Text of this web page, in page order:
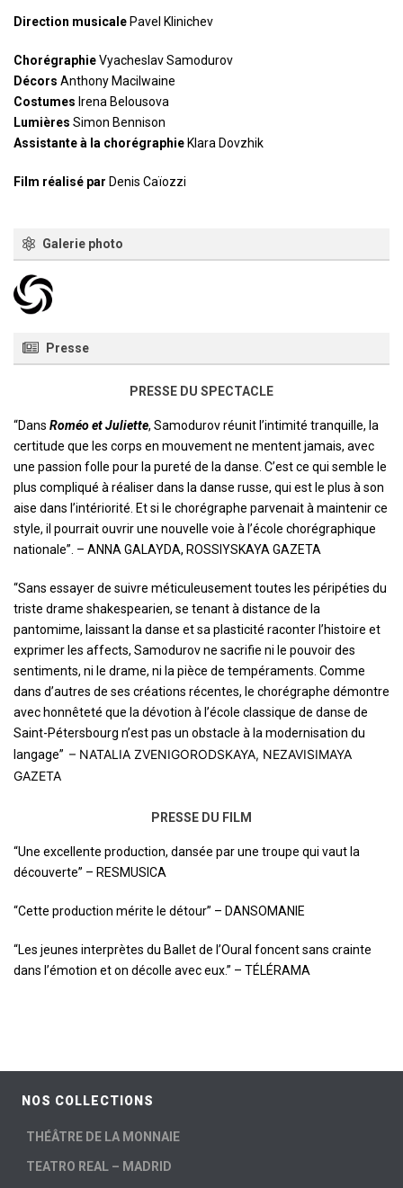
Direction musicale Pavel Klinichev
ChorégraphieVyacheslav Samodurov
Décors Anthony Macilwaine
Costumes Irena Belousova
Lumières Simon Bennison
Assistante à la chorégraphie Klara Dovzhik
Film réalisé par Denis Caïozzi
Galerie photo
Presse
PRESSE DU SPECTACLE
“Dans Roméo et Juliette, Samodurov réunit l’intimité tranquille, la
certitude que les corps en mouvement ne mentent jamais, avec
une passion folle pour la pureté de la danse. C’est ce qui semble le
plus compliqué à réaliser dans la danse russe, qui est le plus à son
aise dans l’intériorité. Et si le chorégraphe parvenait à maintenir ce
style, il pourrait ouvrir une nouvelle voie à l’école chorégraphique
nationale”. – ANNA GALAYDA, ROSSIYSKAYA GAZETA
“Sans essayer de suivre méticuleusement toutes les péripéties du
triste drame shakespearien, se tenant à distance de la
pantomime, laissant la danse et sa plasticité raconter l’histoire et
exprimer les affects, Samodurov ne sacrifie ni le pouvoir des
sentiments, ni le drame, ni la pièce de tempéraments. Comme
dans d’autres de ses créations récentes, le chorégraphe démontre
avec honnêteté que la dévotion à l’école classique de danse de
Saint-Pétersbourg n’est pas un obstacle à la modernisation du
langage” – NATALIA ZVENIGORODSKAYA, NEZAVISIMAYA
GAZETA
PRESSE DU FILM
“Une excellente production, dansée par une troupe qui vaut la
découverte” – RESMUSICA
“Cette production mérite le détour” – DANSOMANIE
“Les jeunes interprètes du Ballet de l’Oural foncent sans crainte
dans l’émotion et on décolle avec eux.” – TÉLÉRAMA
NOS COLLECTIONS
THÉÂTRE DE LA MONNAIE
TEATRO REAL – MADRID